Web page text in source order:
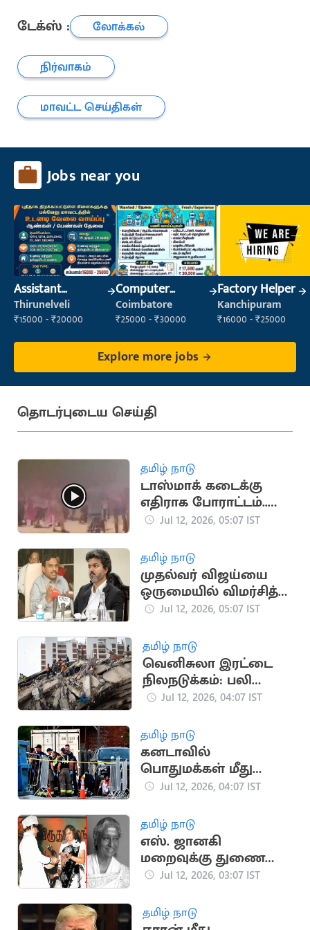
டேக்ஸ் :
லோக்கல்
நிர்வாகம்
மாவட்ட செய்திகள்
Jobs near you
Assistant
Manager
Thirunelveli
₹15000 - ₹20000
Computer
Operator
Coimbatore
₹25000 - ₹30000
Factory Helper
Kanchipuram
₹16000 - ₹25000
Explore more jobs
தொடர்புடைய செய்தி
தமிழ் நாடு
டாஸ்மாக் கடைக்கு
எதிராக போராட்டம்..
களத்தில் இறங்கிய
Jul 12, 2026, 05:07 IST
தமிழ் நாடு
முதல்வர் விஜய்யை
ஒருமையில் விமர்சித்த
திமுக எம்பி ஆ.ராசா
Jul 12, 2026, 05:07 IST
தமிழ் நாடு
வெனிசுலா இரட்டை
நிலநடுக்கம்: பலி
எண்ணிக்கை 4,333
Jul 12, 2026, 04:07 IST
தமிழ் நாடு
கனடாவில்
பொதுமக்கள் மீது
துப்பாக்கிச்சூடு: 2 பேர்
Jul 12, 2026, 04:07 IST
தமிழ் நாடு
எஸ். ஜானகி
மறைவுக்கு துணை
ஜனாதிபதி,
Jul 12, 2026, 03:07 IST
தமிழ் நாடு